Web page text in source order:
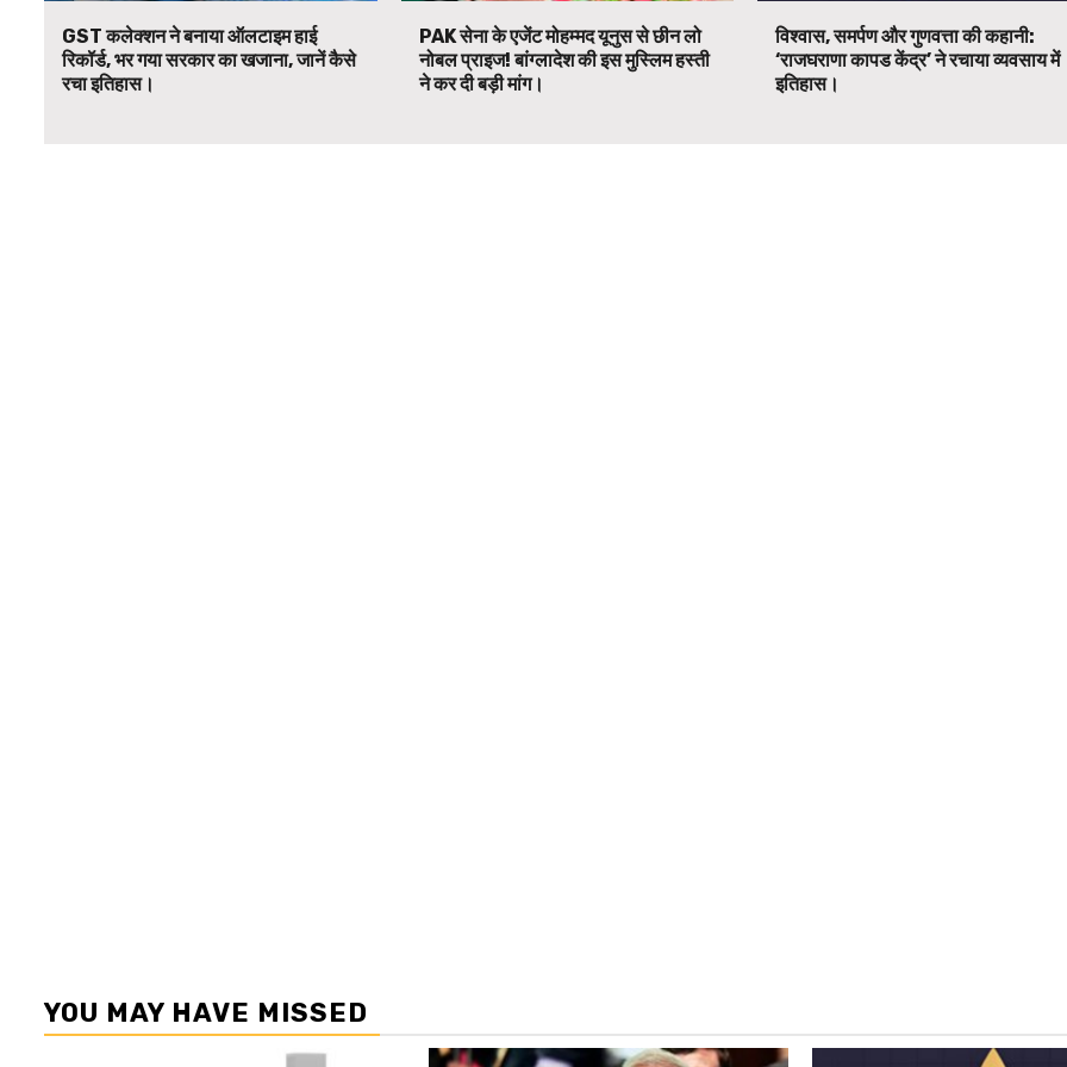
GST कलेक्शन ने बनाया ऑलटाइम हाई
रिकॉर्ड, भर गया सरकार का खजाना, जानें कैसे
रचा इतिहास।
PAK सेना के एजेंट मोहम्मद यूनुस से छीन लो
नोबल प्राइज! बांग्लादेश की इस मुस्लिम हस्ती
ने कर दी बड़ी मांग।
विश्वास, समर्पण और गुणवत्ता की कहानी:
‘राजघराणा कापड केंद्र’ ने रचाया व्यवसाय में
इतिहास।
YOU MAY HAVE MISSED